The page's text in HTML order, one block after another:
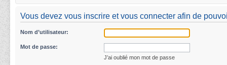
Vous devez vous inscrire et vous connecter afin de
Nom d’utilisateur:
Mot de passe:
J’ai oublié mon mot de passe